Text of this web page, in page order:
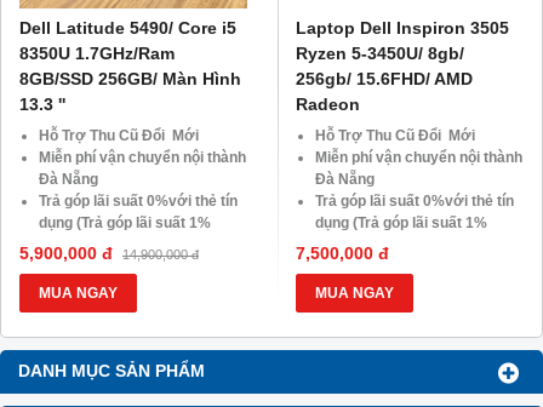
DANH MỤC SẢN PHẨM
Dell Latitude 5490/ Core i5
8350U 1.7GHz/Ram
8GB/SSD 256GB/ Màn Hình
13.3 ''
Hỗ Trợ Thu Cũ Đổi Mới
Miễn phí vận chuyển nội thành
Đà Nẵng
Trả góp lãi suất 0%với thẻ tín
dụng (Trả góp lãi suất 1%
HDsaison - chỉ cần CMND
BLX hoặc hộ khẩu gốc )
Giảm 20%khi nâng cấp Ram-
SSD
khách hàng ở xa, HSSV . Săn
10.000 Voucher Giảm
Giá 500.000đ
5,900,000 đ 14,900,000 đ
MUA NGAY
Laptop Dell Inspiron 3505
Ryzen 5-3450U/ 8gb/
256gb/ 15.6FHD/ AMD
Radeon
Hỗ Trợ Thu Cũ Đổi Mới
Miễn phí vận chuyển nội thành
Đà Nẵng
Trả góp lãi suất 0%với thẻ tín
dụng (Trả góp lãi suất 1%
HDsaison - chỉ cần CMND
BLX hoặc hộ khẩu gốc )
Giảm 20%khi nâng cấp Ram-
SSD
khách hàng ở xa, HSSV . Săn
Giá 500.000đ
7,500,000 đ
MUA NGAY